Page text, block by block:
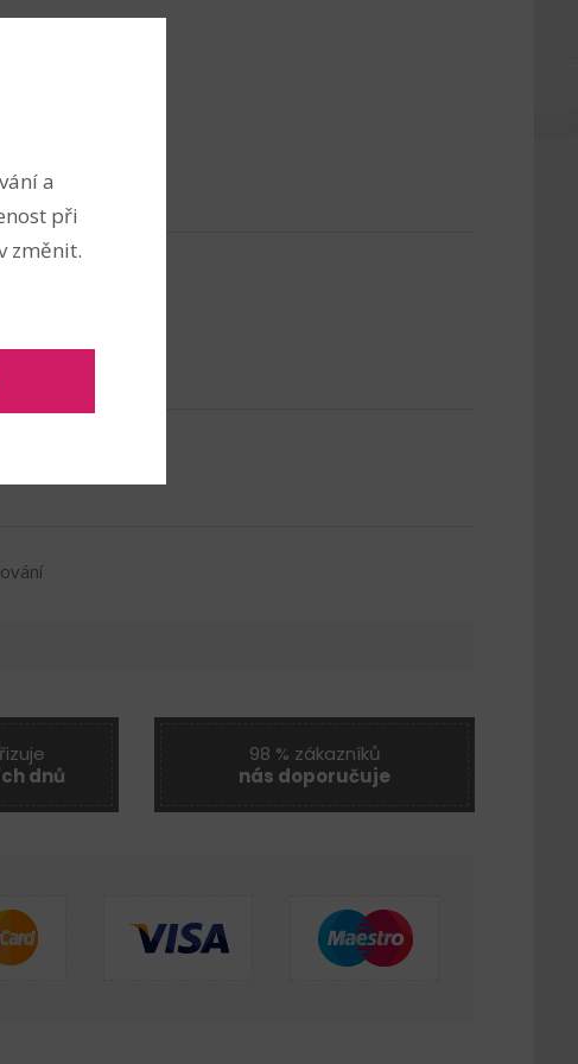
dnů
98 % zákazníků
nás doporučuje
a
při
změnit.